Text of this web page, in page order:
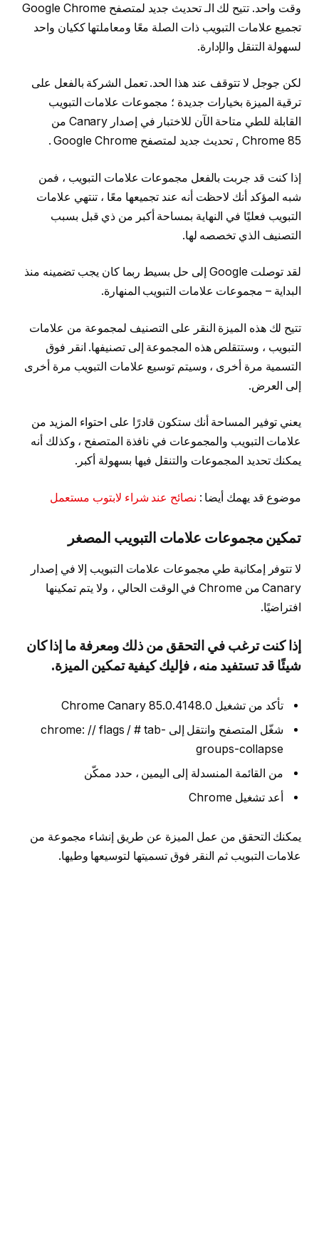
وقت واحد. تتيح لك الـ تحديث جديد لمتصفح Google Chrome
تجميع علامات التبويب ذات الصلة معًا ومعاملتها ككيان واحد
لسهولة التنقل والإدارة.
لكن جوجل لا تتوقف عند هذا الحد. تعمل الشركة بالفعل على
ترقية الميزة بخيارات جديدة ؛ مجموعات علامات التبويب
القابلة للطي متاحة الآن للاختبار في إصدار Canary من
Chrome 85 , تحديث جديد لمتصفح Google Chrome .
إذا كنت قد جربت بالفعل مجموعات علامات التبويب ، فمن
شبه المؤكد أنك لاحظت أنه عند تجميعها معًا ، تنتهي علامات
التبويب فعليًا في النهاية بمساحة أكبر من ذي قبل بسبب
التصنيف الذي تخصصه لها.
لقد توصلت Google إلى حل بسيط ربما كان يجب تضمينه منذ
البداية – مجموعات علامات التبويب المنهارة.
تتيح لك هذه الميزة النقر على التصنيف لمجموعة من علامات
التبويب ، وستتقلص هذه المجموعة إلى تصنيفها. انقر فوق
التسمية مرة أخرى ، وسيتم توسيع علامات التبويب مرة أخرى
إلى العرض.
يعني توفير المساحة أنك ستكون قادرًا على احتواء المزيد من
علامات التبويب والمجموعات في نافذة المتصفح ، وكذلك أنه
يمكنك تحديد المجموعات والتنقل فيها بسهولة أكبر.
موضوع قد يهمك أيضا : نصائح عند شراء لابتوب مستعمل
تمكين مجموعات علامات التبويب المصغر
لا تتوفر إمكانية طي مجموعات علامات التبويب إلا في إصدار
Canary من Chrome في الوقت الحالي ، ولا يتم تمكينها
افتراضيًا.
إذا كنت ترغب في التحقق من ذلك ومعرفة ما إذا كان
شيئًا قد تستفيد منه ، فإليك كيفية تمكين الميزة.
تأكد من تشغيل Chrome Canary 85.0.4148.0
شغّل المتصفح وانتقل إلى chrome: // flags / # tab-
groups-collapse
من القائمة المنسدلة إلى اليمين ، حدد ممكّن
أعد تشغيل Chrome
يمكنك التحقق من عمل الميزة عن طريق إنشاء مجموعة من
علامات التبويب ثم النقر فوق تسميتها لتوسيعها وطيها.